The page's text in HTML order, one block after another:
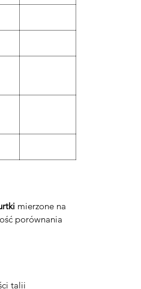
mierzone na
porównania
talii